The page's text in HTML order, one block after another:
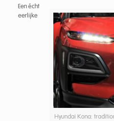
Hyundai Kona:
Een écht
eerlijke